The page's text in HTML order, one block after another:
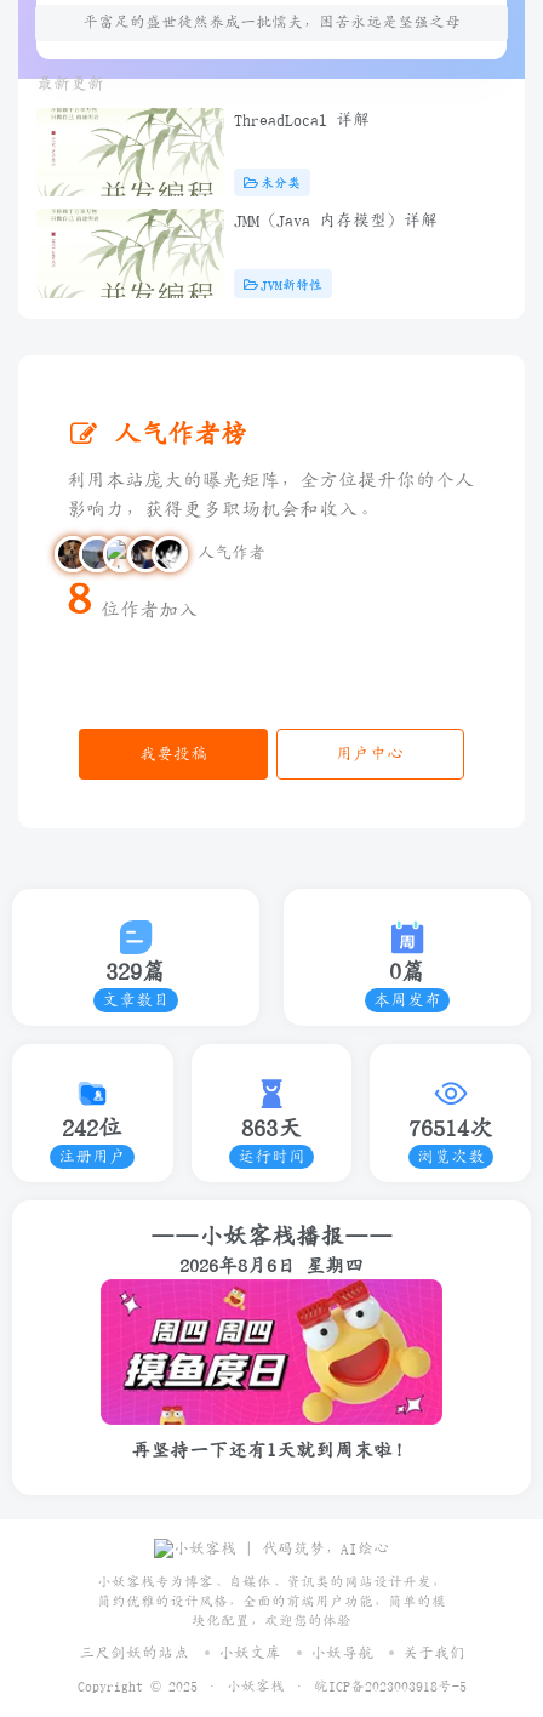
平富足的盛世徒然养成一批懦夫，困苦永远是坚强之母
最新更新
ThreadLocal 详解
未分类
JMM（Java 内存模型）详解
JVM新特性
人气作者榜
利用本站庞大的曝光矩阵，全方位提升你的个人
影响力，获得更多职场机会和收入。
人气作者
8 位作者加入
我要投稿 用户中心
329篇
文章数目
0篇
本周发布
242位
注册用户
863天
运行时间
76514次
浏览次数
——小妖客栈播报——
2026年8月6日 星期四
再坚持一下还有1天就到周末啦！
小妖客栈专为博客、自媒体、资讯类的网站设计开发，
简约优雅的设计风格，全面的前端用户功能，简单的模
块化配置，欢迎您的体验
三尺剑妖的站点 小妖文库 小妖导航 关于我们
Copyright © 2025 · 小妖客栈 · 皖ICP备2023003918号-5